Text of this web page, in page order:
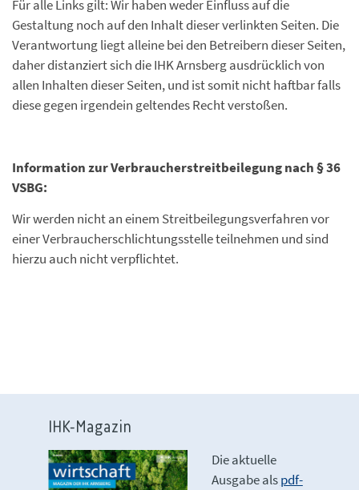
Für alle Links gilt: Wir haben weder Einfluss auf die
Gestaltung noch auf den Inhalt dieser verlinkten Seiten. Die
Verantwortung liegt alleine bei den Betreibern dieser Seiten,
daher distanziert sich die IHK Arnsberg ausdrücklich von
allen Inhalten dieser Seiten, und ist somit nicht haftbar falls
diese gegen irgendein geltendes Recht verstoßen.
Information zur Verbraucherstreitbeilegung nach § 36
VSBG:
Wir werden nicht an einem Streitbeilegungsverfahren vor
einer Verbraucherschlichtungsstelle teilnehmen und sind
hierzu auch nicht verpflichtet.
IHK-Magazin
Die aktuelle
Ausgabe alspdf-